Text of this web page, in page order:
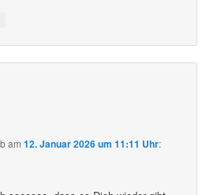
am12. Januar 2026 um 11:11 Uhr: